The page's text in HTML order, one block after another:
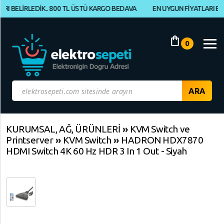
shopping_bag 0
800 TL ÜSTÜ KARGO BEDAVA EN UYGUN FİYATLARI
Müşteri
Yeni
Gelenler
İndirimdekiler
Kategoriye
Göre
Alışveriş
ELEKTRONİK
Geri
Dön
Geri
Dön
KURUMSAL, AĞ, ÜRÜNLERİ » KVM Switch ve
Printserver» KVM Switch » HADRON HDX7870
HDMI Switch 4K 60 Hz HDR 3 In 1 Out - Siyah